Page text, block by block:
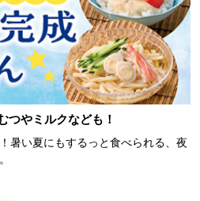
やミルクなども！
暑い夏にもするっと食べられる、夜